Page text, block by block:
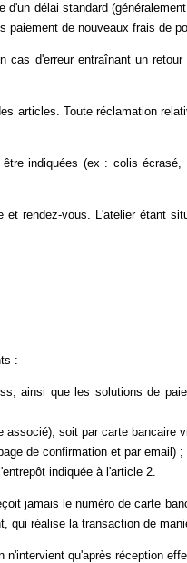
délai standard
paiement de nouveaux frais de
d'erreur entraînant un
articles. Toute réclamation
indiquées (ex : colis
rendez-vous. L'atelier étant
:
ainsi que les solutions de
soit par carte bancaire
de confirmation et par email) ;
indiquée à l'article 2.
jamais le numéro de carte
qui réalise la transaction de
qu'après réception